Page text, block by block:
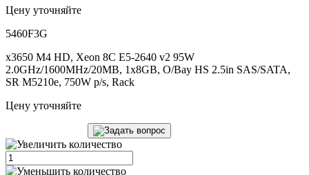
Цену уточняйте
5460F3G
x3650 M4 HD, Xeon 8C E5-2640 v2 95W
2.0GHz/1600MHz/20MB, 1x8GB, O/Bay HS 2.5in SAS/SATA,
SR M5210e, 750W p/s, Rack
Цену уточняйте